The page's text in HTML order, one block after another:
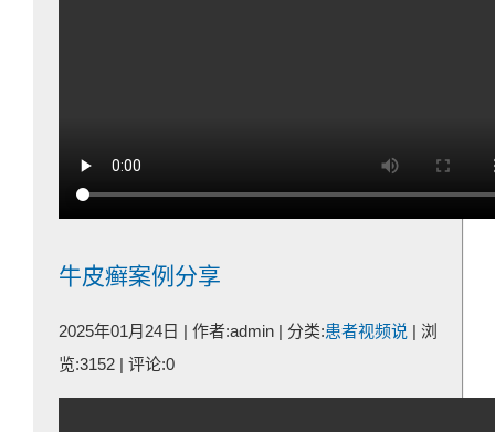
牛皮癣案例分享
2025年01月24日 | 作者:admin | 分类:患者视频说 | 浏
览:3152 | 评论:0